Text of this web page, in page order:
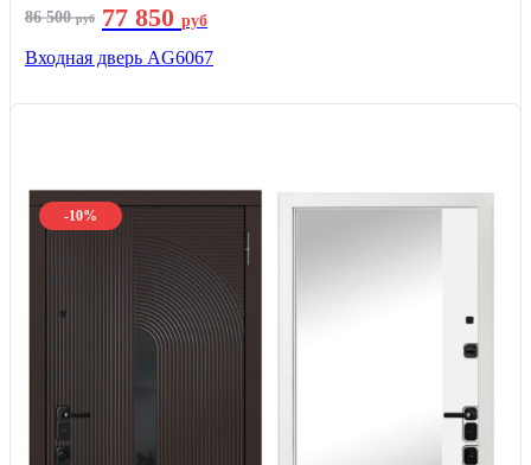
86 500руб 77 850 руб
Входная дверь AG6067
-10%